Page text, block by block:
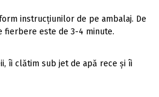
instrucțiunilor de pe ambalaj. De
fierbere este de 3-4 minute.
îi clătim sub jet de apă rece și îi